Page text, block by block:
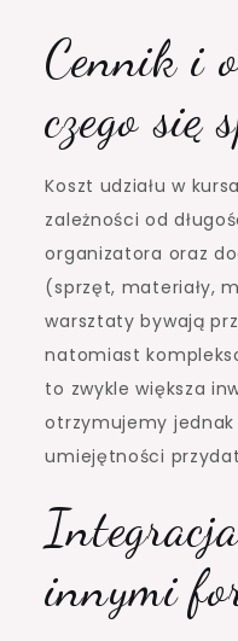
Cennik i
czego się
Koszt udziału w
zależności od
organizatora oraz
(sprzęt, materiały,
warsztaty bywają
natomiast
to zwykle większa
otrzymujemy jednak
umiejętności
innymi